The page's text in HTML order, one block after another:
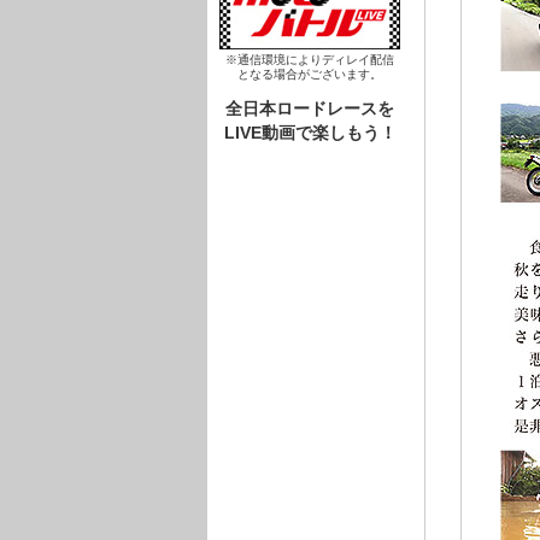
※通信環境によりディレイ配信
となる場合がございます。
全日本ロードレースを
LIVE動画で楽しもう！